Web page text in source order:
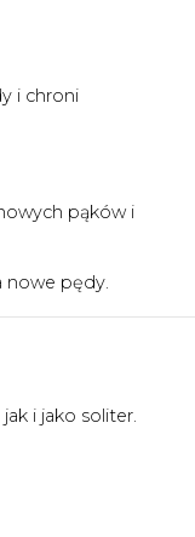
i chroni
pąków i
nowe pędy.
i jako soliter.